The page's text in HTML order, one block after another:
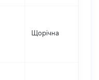
Щорічна